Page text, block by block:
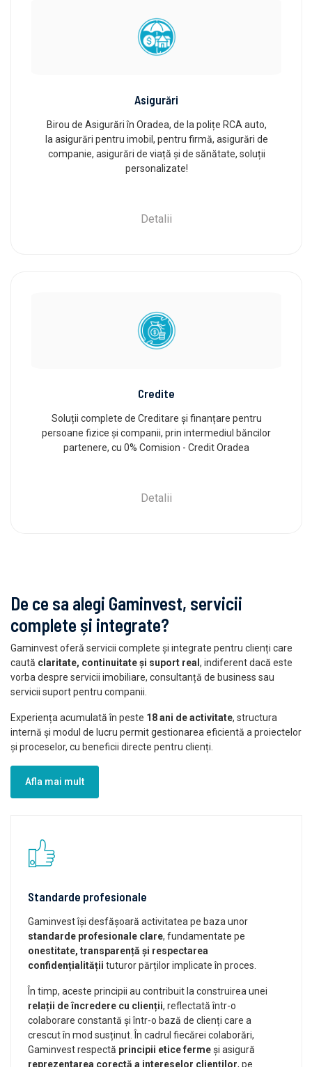
Asigurări
Birou de Asigurări în Oradea, de la polițe RCA auto,
la asigurări pentru imobil, pentru firmă, asigurări de
companie, asigurări de viață și de sănătate, soluții
personalizate!
Detalii
Credite
Soluții complete de Creditare și finanțare pentru
persoane fizice și companii, prin intermediul băncilor
partenere, cu 0% Comision - Credit Oradea
Detalii
De ce sa alegi Gaminvest, servicii
complete și integrate?
Gaminvest oferă servicii complete și integrate pentru clienți care
caută claritate, continuitate și suport real , indiferent dacă este
vorba despre servicii imobiliare, consultanță de business sau
servicii suport pentru companii.
Experiența acumulată în peste 18 ani de activitate, structura
internă și modul de lucru permit gestionarea eficientă a proiectelor
și proceselor, cu beneficii directe pentru clienți.
Afla mai mult
Standarde profesionale
Gaminvest își desfășoară activitatea pe baza unor
standarde profesionale clare, fundamentate pe
onestitate, transparență și respectarea
confidențialității tuturor părților implicate în proces.
În timp, aceste principii au contribuit la construirea unei
relații de încredere cu clienții, reflectată într-o
colaborare constantă și într-o bază de clienți care a
crescut în mod susținut. În cadrul fiecărei colaborări,
Gaminvest respectă principii etice fermeși asigură
reprezentarea corectă a intereselor clienților, pe